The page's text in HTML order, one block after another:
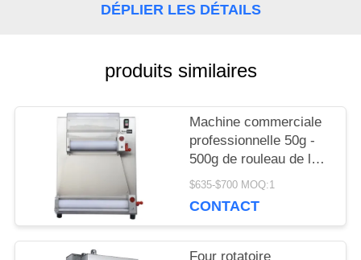
LA
QUALITÉ
NOUVELLES
DÉPLIER LES DÉTAILS
produits similaires
Machine commerciale
professionnelle 50g -
500g de rouleau de la
pâte de pizza
cuisson
$635-$700 MOQ:1
CONTACT
Four rotatoire